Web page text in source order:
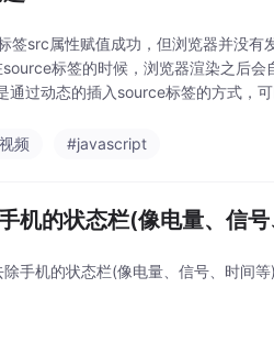
签src属性赋值成功，但浏览器并没有
标签的时候，浏览器渲染之后
通过动态的插入source标签的方式，
频 #javascript
机的状态栏(像电量、信号
除手机的状态栏(像电量、信号、时间等)